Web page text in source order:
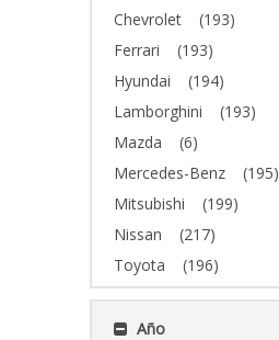
Chevrolet
(193)
Ferrari
(193)
Hyundai
(194)
Lamborghini
(193)
Mazda
(6)
Mercedes-Benz
(195)
Mitsubishi
(199)
Nissan
(217)
Toyota
(196)
Año